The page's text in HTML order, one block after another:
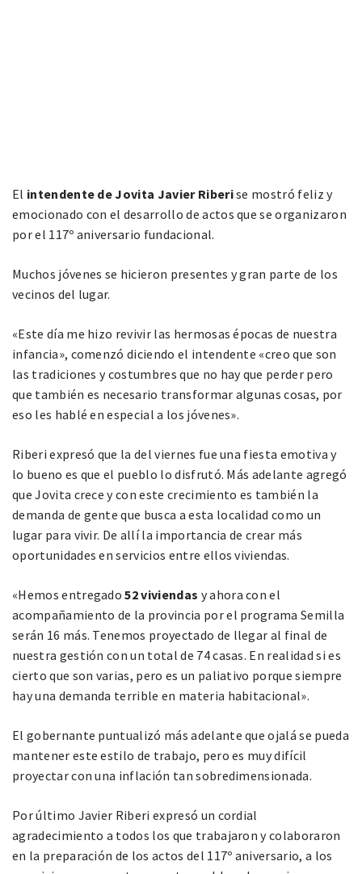
El intendente de Jovita Javier Riberise mostró feliz y
emocionado con el desarrollo de actos que se organizaron
por el 117º aniversario fundacional.
Muchos jóvenes se hicieron presentes y gran parte de los
vecinos del lugar.
«Este día me hizo revivir las hermosas épocas de nuestra
infancia», comenzó diciendo el intendente «creo que son
las tradiciones y costumbres que no hay que perder pero
que también es necesario transformar algunas cosas, por
eso les hablé en especial a los jóvenes».
Riberi expresó que la del viernes fue una fiesta emotiva y
lo bueno es que el pueblo lo disfrutó. Más adelante agregó
que Jovita crece y con este crecimiento es también la
demanda de gente que busca a esta localidad como un
lugar para vivir. De allí la importancia de crear más
oportunidades en servicios entre ellos viviendas.
«Hemos entregado52 viviendas y ahora con el
acompañamiento de la provincia por el programa Semilla
serán 16 más. Tenemos proyectado de llegar al final de
nuestra gestión con un total de 74 casas. En realidad si es
cierto que son varias, pero es un paliativo porque siempre
hay una demanda terrible en materia habitacional».
El gobernante puntualizó más adelante que ojalá se pueda
mantener este estilo de trabajo, pero es muy difícil
proyectar con una inflación tan sobredimensionada.
Por último Javier Riberi expresó un cordial
agradecimiento a todos los que trabajaron y colaboraron
en la preparación de los actos del 117º aniversario, a los